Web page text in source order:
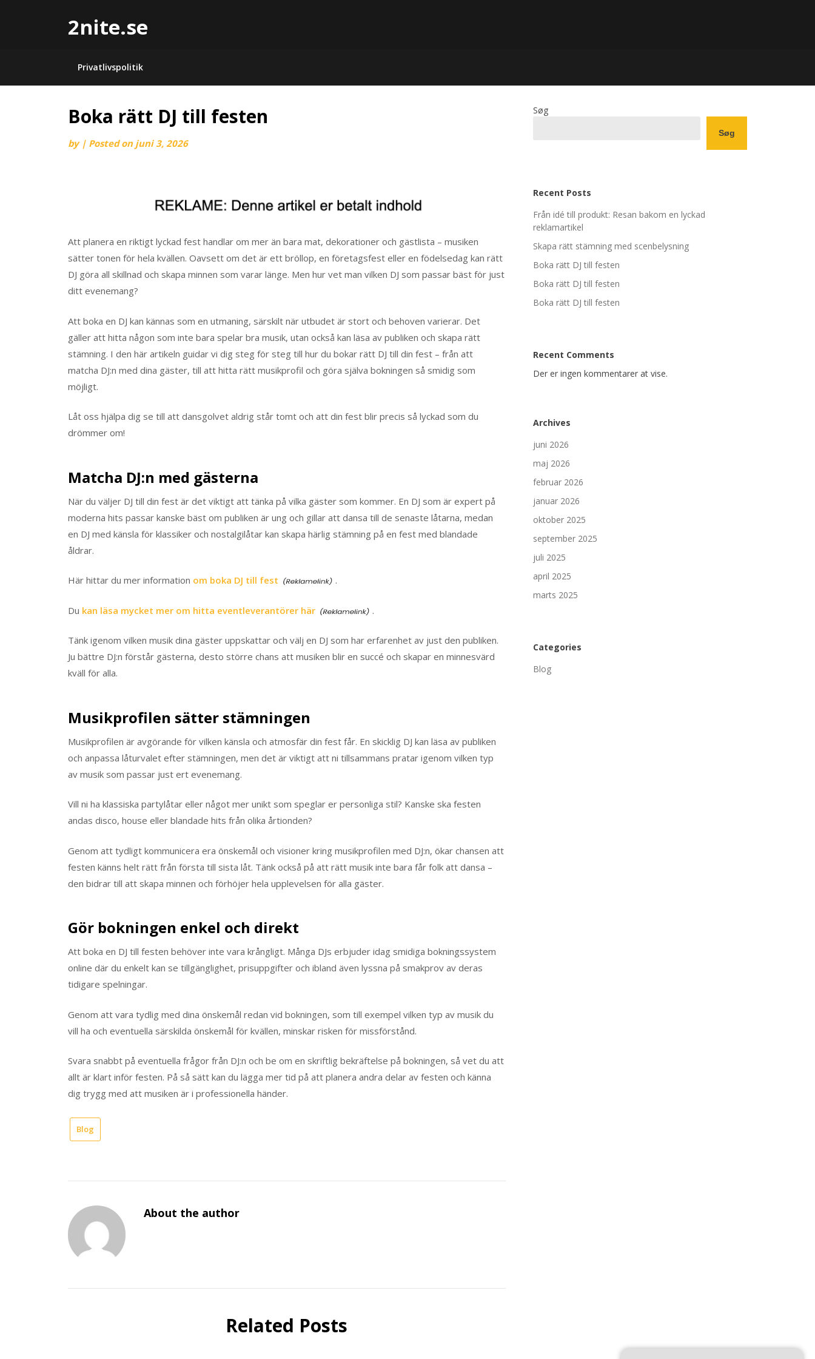
2nite.se
Privatlivspolitik
Boka rätt DJ till festen
by | Posted on juni 3, 2026
Att planera en riktigt lyckad fest handlar om mer än bara mat, dekorationer och gästlista – musiken
sätter tonen för hela kvällen. Oavsett om det är ett bröllop, en företagsfest eller en födelsedag kan rätt
DJ göra all skillnad och skapa minnen som varar länge. Men hur vet man vilken DJ som passar bäst för just
ditt evenemang?
Att boka en DJ kan kännas som en utmaning, särskilt när utbudet är stort och behoven varierar. Det
gäller att hitta någon som inte bara spelar bra musik, utan också kan läsa av publiken och skapa rätt
stämning. I den här artikeln guidar vi dig steg för steg till hur du bokar rätt DJ till din fest – från att
matcha DJ:n med dina gäster, till att hitta rätt musikprofil och göra själva bokningen så smidig som
möjligt.
Låt oss hjälpa dig se till att dansgolvet aldrig står tomt och att din fest blir precis så lyckad som du
drömmer om!
Matcha DJ:n med gästerna
När du väljer DJ till din fest är det viktigt att tänka på vilka gäster som kommer. En DJ som är expert på
moderna hits passar kanske bäst om publiken är ung och gillar att dansa till de senaste låtarna, medan
en DJ med känsla för klassiker och nostalgilåtar kan skapa härlig stämning på en fest med blandade
åldrar.
Här hittar du mer information om boka DJ till fest .
Du kan läsa mycket mer om hitta eventleverantörer här .
Tänk igenom vilken musik dina gäster uppskattar och välj en DJ som har erfarenhet av just den publiken.
Ju bättre DJ:n förstår gästerna, desto större chans att musiken blir en succé och skapar en minnesvärd
kväll för alla.
Musikprofilen sätter stämningen
Musikprofilen är avgörande för vilken känsla och atmosfär din fest får. En skicklig DJ kan läsa av publiken
och anpassa låturvalet efter stämningen, men det är viktigt att ni tillsammans pratar igenom vilken typ
av musik som passar just ert evenemang.
Vill ni ha klassiska partylåtar eller något mer unikt som speglar er personliga stil? Kanske ska festen
andas disco, house eller blandade hits från olika årtionden?
Genom att tydligt kommunicera era önskemål och visioner kring musikprofilen med DJ:n, ökar chansen att
festen känns helt rätt från första till sista låt. Tänk också på att rätt musik inte bara får folk att dansa –
den bidrar till att skapa minnen och förhöjer hela upplevelsen för alla gäster.
Gör bokningen enkel och direkt
Att boka en DJ till festen behöver inte vara krångligt. Många DJs erbjuder idag smidiga bokningssystem
online där du enkelt kan se tillgänglighet, prisuppgifter och ibland även lyssna på smakprov av deras
tidigare spelningar.
Genom att vara tydlig med dina önskemål redan vid bokningen, som till exempel vilken typ av musik du
vill ha och eventuella särskilda önskemål för kvällen, minskar risken för missförstånd.
Svara snabbt på eventuella frågor från DJ:n och be om en skriftlig bekräftelse på bokningen, så vet du att
allt är klart inför festen. På så sätt kan du lägga mer tid på att planera andra delar av festen och känna
dig trygg med att musiken är i professionella händer.
Blog
About the author
Related Posts
Søg
Søg
Recent Posts
Från idé till produkt: Resan bakom en lyckad
reklamartikel
Skapa rätt stämning med scenbelysning
Boka rätt DJ till festen
Boka rätt DJ till festen
Boka rätt DJ till festen
Recent Comments
Der er ingen kommentarer at vise.
Archives
juni 2026
maj 2026
februar 2026
januar 2026
oktober 2025
september 2025
juli 2025
april 2025
marts 2025
Categories
Blog